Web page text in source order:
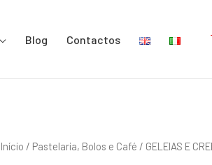
Blog Contactos
Início / Pastelaria, Bolos e Café / GELEIAS E
Quantidade